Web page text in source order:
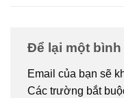
Để lại một bình
Email của bạn sẽ
Các trường bắt